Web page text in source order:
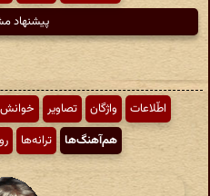
پیشنهاد
اطّلاعات واژگان تصاویر
هم‌آهنگ‌ها
ترانه‌ها